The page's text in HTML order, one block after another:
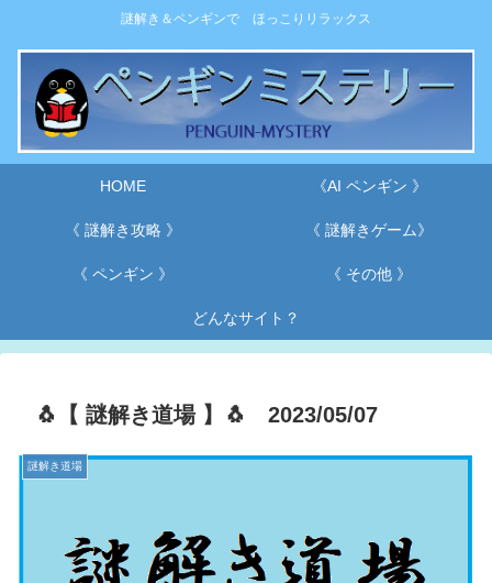
謎解き＆ペンギンで ほっこりリラックス
HOME 《AI ペンギン 》
《 謎解き攻略 》 《 謎解きゲーム》
《 ペンギン 》 《 その他 》
どんなサイト？
🐧【 謎解き道場 】🐧 2023/05/07
謎解き道場